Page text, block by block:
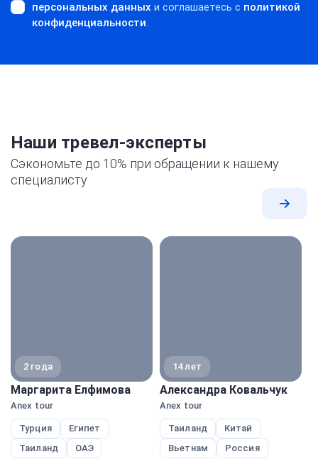
персональных данных и соглашаетесь c политикой
конфиденциальности.
Наши тревел-эксперты
Сэкономьте до 10% при обращении к нашему
специалисту
Все
2 года
Маргарита Елфимова
Anex tour
Турция
Египет
Таиланд
ОАЭ
14 лет
Александра Ковальчук
Anex tour
Таиланд
Китай
Вьетнам
Россия